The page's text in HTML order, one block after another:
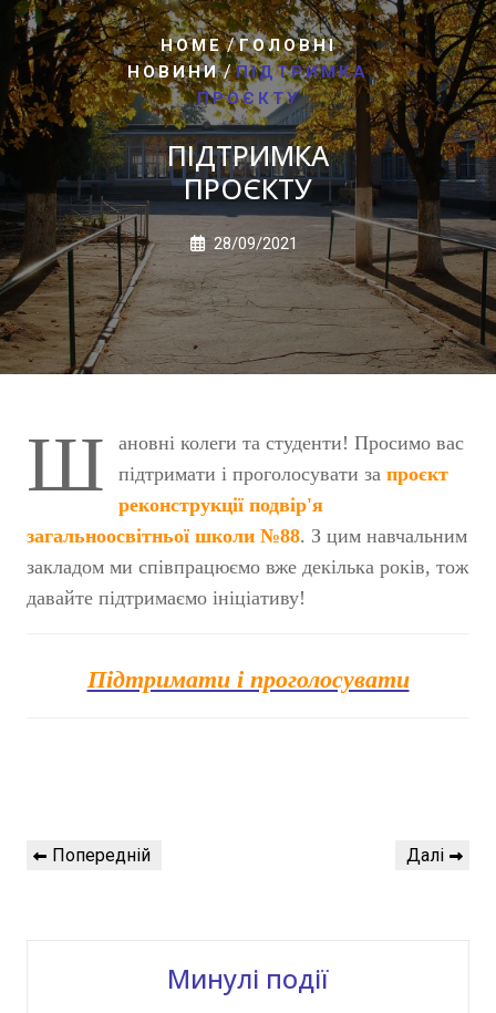
HOME/ГОЛОВНІ
НОВИНИ/ПІДТРИМКА
ПРОЄКТУ
ПІДТРИМКА
ПРОЄКТУ
28/09/2021
Ш
ановні колеги та студенти! Просимо вас
підтримати і проголосувати за проєкт
реконструкції подвір'я
загальноосвітньої школи №88. З цим навчальним
закладом ми співпрацюємо вже декілька років, тож
давайте підтримаємо ініціативу!
Підтримати і проголосувати
Навігація
записів
Попередній
Попередній
Наступний
Далі
Минулі події